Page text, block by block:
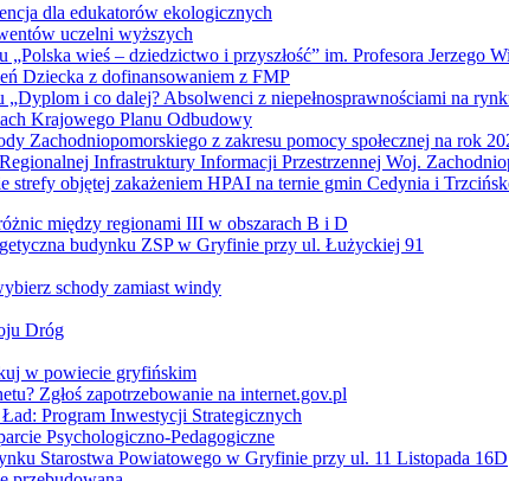
dla edukatorów ekologicznych
uczelni wyższych
wieś – dziedzictwo i przyszłość” im. Profesora Jerzego
Dziecka z dofinansowaniem z FMP
„Dyplom i co dalej? Absolwenci z niepełnosprawnościami na
Krajowego Planu Odbudowy
Zachodniopomorskiego z zakresu pomocy społecznej na rok
Infrastruktury Informacji Przestrzennej Woj.
strefy objętej zakażeniem HPAI na ternie gmin Cedynia i